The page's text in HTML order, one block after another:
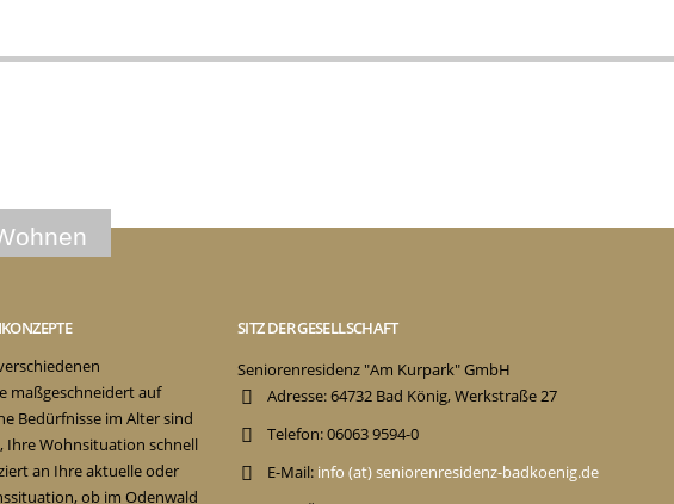
maßgeschneidert auf
Bedürfnisse im Alter sind
Ihre Wohnsituation schnell
an Ihre aktuelle oder
ob im Odenwald
SITZ DER GESELLSCHAFT
Seniorenresidenz "Am Kurpark" GmbH
Adresse:64732 Bad König, Werkstraße 27
Telefon:06063 9594-0
E-Mail: info (at) seniorenresidenz-badkoenig.de